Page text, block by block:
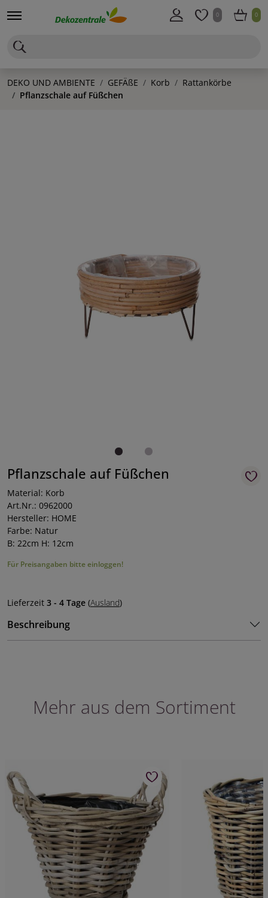
0 0
DEKO UND AMBIENTE GEFÄßE Korb
Rattankörbe
Pflanzschale auf Füßchen
Pflanzschale auf Füßchen
Material: Korb
Art.Nr.: 0962000
Hersteller: HOME
Farbe: Natur
B: 22cm H: 12cm
Für Preisangaben bitte einloggen!
Lieferzeit 3 - 4 Tage (Ausland)
Beschreibung
Mehr aus dem Sortiment